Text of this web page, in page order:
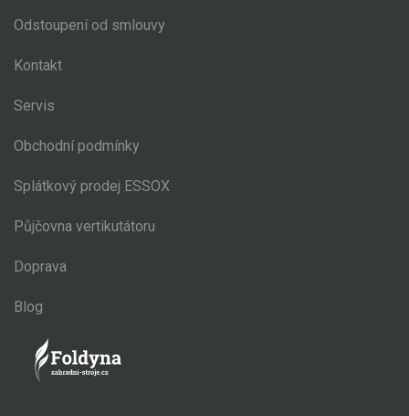
Odstoupení od smlouvy
Kontakt
Servis
Obchodní podmínky
Splátkový prodej ESSOX
Půjčovna vertikutátoru
Doprava
Blog